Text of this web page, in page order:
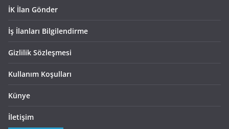
İK İlan Gönder
İş İlanları Bilgilendirme
Gizlilik Sözleşmesi
Kullanım Koşulları
Künye
İletişim